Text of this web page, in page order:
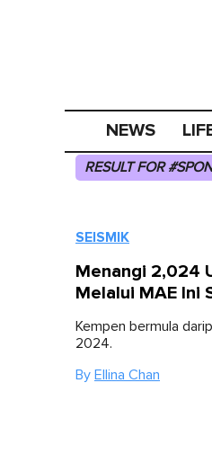
NEWS
RESULT FOR
SEISMIK
Menangi 2,024
Melalui MAE Ini
Kempen bermula
2024.
By Ellina Chan